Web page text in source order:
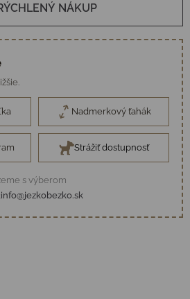
NÁKUP
Nadmerkový ťahák
Strážiť dostupnosť
s výberom
info@jezkobezko.sk